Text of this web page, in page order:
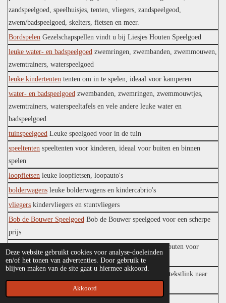
Deze website gebruikt cookies voor analyse-doeleinden
en/of het tonen van advertenties. Door gebruik te
blijven maken van de site gaat u hiermee akkoord.
Akkoord
zandspeelgoed, speelhuisjes, tenten, vliegers, zandspeelgeod,
zwem/badspeelgoed, skelters, fietsen en meer.
Bordspelen Gezelschapspellen vindt u bij Liesjes Houten Speelgoed
leuke water- en badspeelgoed zwemringen, zwembanden, zwemmouwen,
zwemtrainers, waterspeelgoed
leuke kindertenten tenten om in te spelen, ideaal voor kamperen
water- en badspeelgoed zwembanden, zwemringen, zwemmouwtjes,
zwemtrainers, waterspeeltafels en vele andere leuke water en
badspeelgoed
tuinspeelgoed Leuke speelgoed voor in de tuin
speeltenten speeltenten voor kinderen, ideaal voor buiten en binnen
spelen
loopfietsen leuke loopfietsen, loopauto's
bolderwagens leuke bolderwagens en kindercabrio's
vliegers kindervliegers en stuntvliegers
Bob de Bouwer Speelgoed Bob de Bouwer speelgoed voor een scherpe
prijs
Speelhuisjes, glijbanen en vele speelattributen voor
buiten vindt u hier.
Sinterklaas Actie - Liesjes Houten Speelgoed
Algemene tekstlink naar
Sinterklaas aanbiedingen